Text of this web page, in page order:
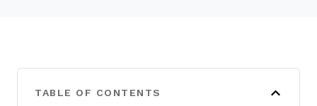
TABLE OF CONTENTS